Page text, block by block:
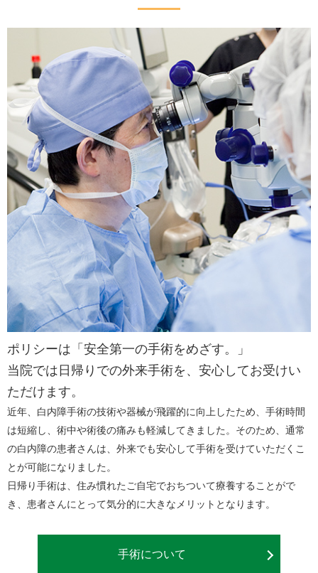
ポリシーは「安全第一の手術をめざす。」
当院では日帰りでの外来手術を、 安心してお受けい
ただけます。
近年、白内障手術の技術や器械が飛躍的に向上したため、手術時間
は短縮し、術中や術後の痛みも軽減してきました。そのため、通常
の白内障の患者さんは、外来でも安心して手術を受けていただくこ
とが可能になりました。
日帰り手術は、住み慣れたご自宅でおちついて療養することがで
き、患者さんにとって気分的に大きなメリットとなります。
手術について